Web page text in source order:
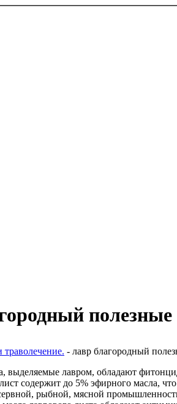
полезные
траволечение. - лавр благородный
выделяемые лавром, обладают
содержит до 5% эфирного масла,
рыбной, мясной